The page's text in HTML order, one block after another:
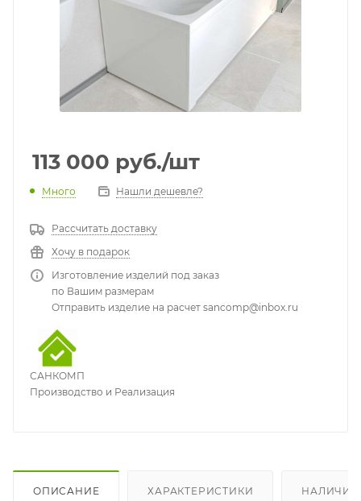
113 000 руб./шт
Много Нашли дешевле?
Рассчитать доставку
Хочу в подарок
Изготовление изделий под заказ
по Вашим размерам
Отправить изделие на расчет sancomp@inbox.ru
САНКОМП
Производство и Реализация
ОПИСАНИЕ ХАРАКТЕРИСТИКИ НАЛИЧИЕ